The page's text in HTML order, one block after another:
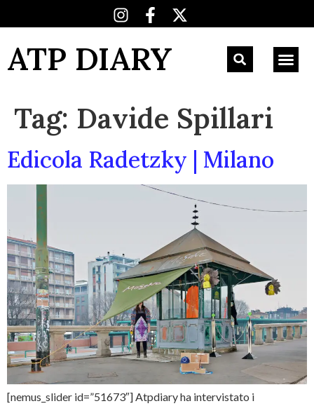
ATP DIARY
Tag: Davide Spillari
Edicola Radetzky | Milano
[nemus_slider id=”51673″] Atpdiary ha intervistato i